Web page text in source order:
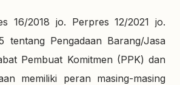
16/2018 jo. Perpres 12/2021 jo.
tentang Pengadaan Barang/Jasa
Pembuat Komitmen (PPK) dan
memiliki peran masing-masing